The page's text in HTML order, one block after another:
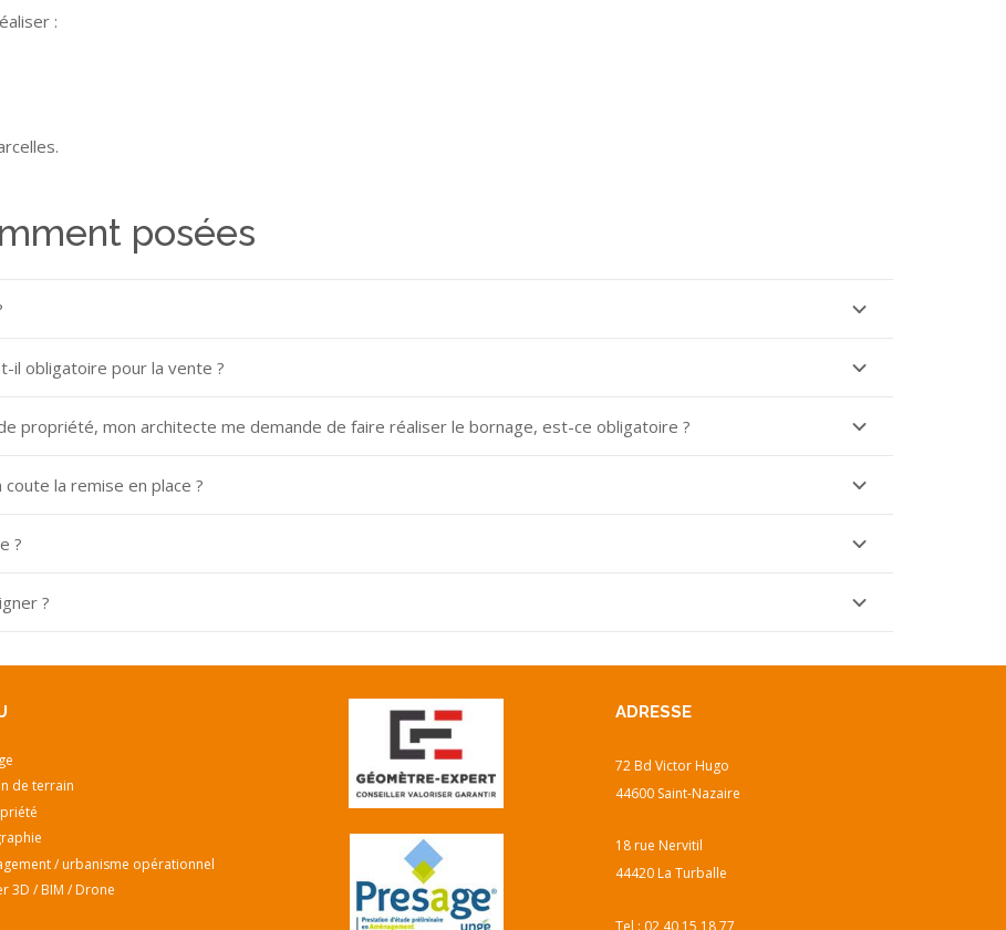
:
posées
il obligatoire pour la vente ?
de propriété, mon architecte me demande de faire réaliser le bornage, est-ce obligatoire ?
la remise en place ?
?
?
de terrain
/ urbanisme opérationnel
3D / BIM / Drone
ADRESSE
72 Bd Victor Hugo
44600 Saint-Nazaire
18 rue Nervitil
44420 La Turballe
Tel : 02 40 15 18 77